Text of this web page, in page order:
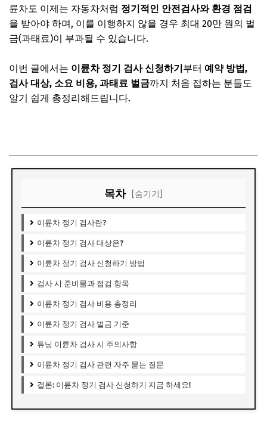
륜차도 이제는 자동차처럼 정기적인 안전검사와 환경 점검
을 받아야 하며, 이를 이행하지 않을 경우 최대 20만 원의 벌
금(과태료)이 부과될 수 있습니다.
이번 글에서는 이륜차 정기 검사 신청하기부터 예약 방법,
검사 대상, 소요 비용, 과태료 벌금까지 처음 접하는 분들도
알기 쉽게 총정리해드립니다.
목차 [숨기기]
이륜차 정기 검사란?
이륜차 정기 검사 대상은?
이륜차 정기 검사 신청하기 방법
검사 시 준비물과 점검 항목
이륜차 정기 검사 비용 총정리
이륜차 정기 검사 벌금 기준
튜닝 이륜차 검사 시 주의사항
이륜차 정기 검사 관련 자주 묻는 질문
결론: 이륜차 정기 검사 신청하기 지금 하세요!